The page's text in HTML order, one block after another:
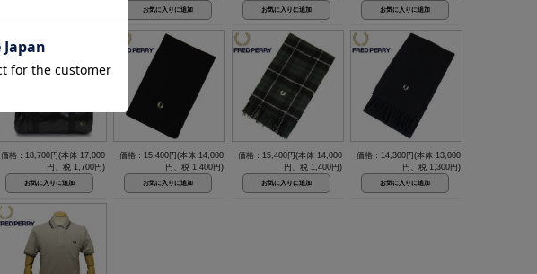
価格：18,700円(本体 17,000
円、税 1,700円)
価格：15,400円(本体 14,000
円、税 1,400円)
価格：15,400円(本体 14,000
円、税 1,400円)
価格：14,300円(本体 13,000
円、税 1,300円)